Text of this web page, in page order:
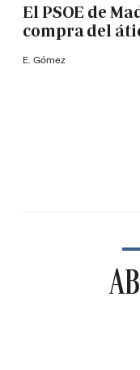
El PSOE de
compra del
E. Gómez